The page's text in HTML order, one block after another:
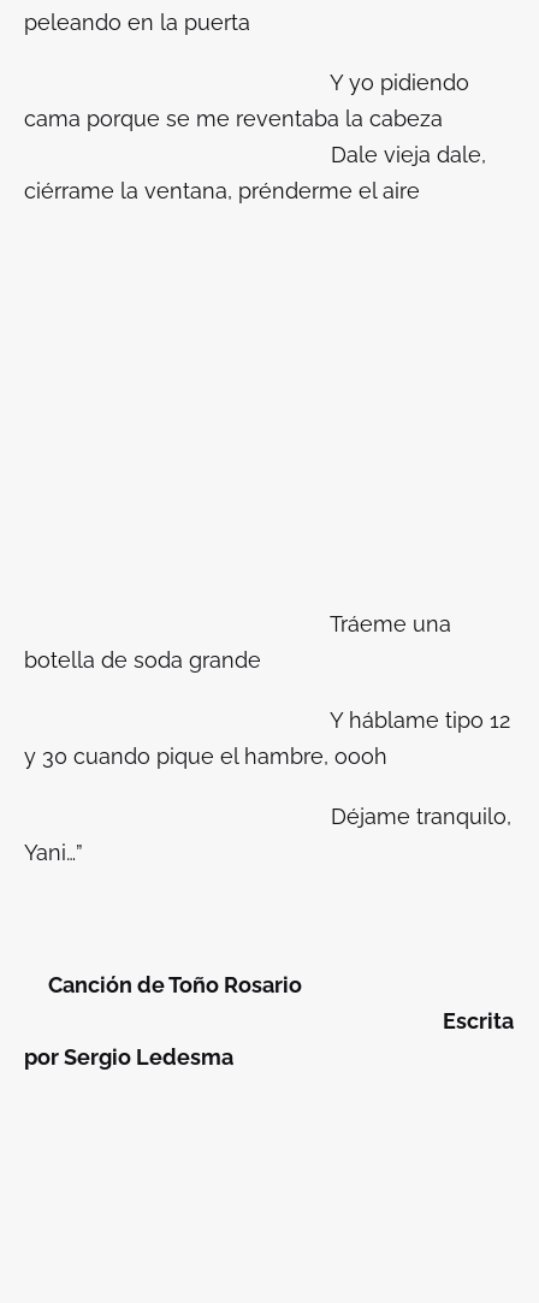
peleando en la puerta
Y yo pidiendo
cama porque se me reventaba la cabeza
Dale vieja dale,
ciérrame la ventana, prénderme el aire
Tráeme una
botella de soda grande
Y háblame tipo 12
y 30 cuando pique el hambre, oooh
Déjame tranquilo,
Yani…”
Canción de Toño Rosario
Escrita
por Sergio Ledesma